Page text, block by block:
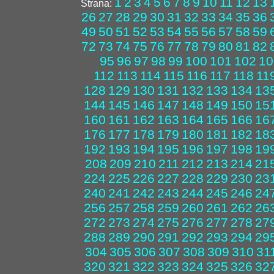
Strana:
26 27 28 29 30 31 32 33 34 35 36
49 50 51 52 53 54 55 56 57 58 59
72 73 74 75 76 77 78 79 80 81 82
95 96 97 98 99 100 101 102
112 113 114 115 116 117 118
128 129 130 131 132 133 134
144 145 146 147 148 149 150
160 161 162 163 164 165 166
176 177 178 179 180 181 182
192 193 194 195 196 197 198
208 209 210 211 212 213 214
224 225 226 227 228 229 230
240 241 242 243 244 245 246
256 257 258 259 260 261 262
272 273 274 275 276 277 278
288 289 290 291 292 293 294
304 305 306 307 308 309 310
320 321 322 323 324 325 326